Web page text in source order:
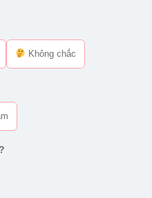
Không chắc